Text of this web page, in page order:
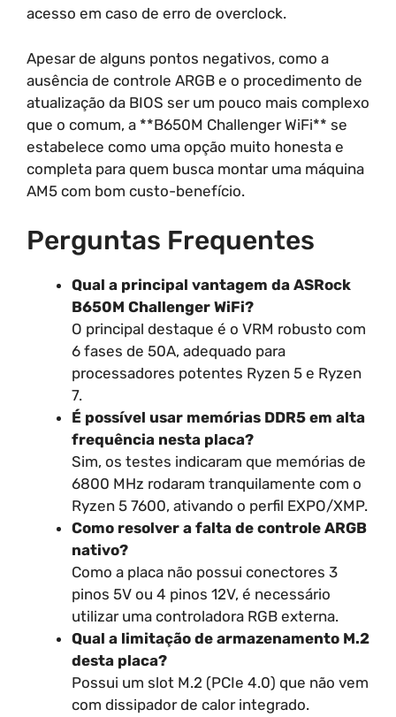
acesso em caso de erro de overclock.
Apesar de alguns pontos negativos, como a
ausência de controle ARGB e o procedimento de
atualização da BIOS ser um pouco mais complexo
que o comum, a **B650M Challenger WiFi** se
estabelece como uma opção muito honesta e
completa para quem busca montar uma máquina
AM5 com bom custo-benefício.
Perguntas Frequentes
Qual a principal vantagem da ASRock
B650M Challenger WiFi?
O principal destaque é o VRM robusto com
6 fases de 50A, adequado para
processadores potentes Ryzen 5 e Ryzen
7.
É possível usar memórias DDR5 em alta
frequência nesta placa?
Sim, os testes indicaram que memórias de
6800 MHz rodaram tranquilamente com o
Ryzen 5 7600, ativando o perfil EXPO/XMP.
Como resolver a falta de controle ARGB
nativo?
Como a placa não possui conectores 3
pinos 5V ou 4 pinos 12V, é necessário
utilizar uma controladora RGB externa.
Qual a limitação de armazenamento M.2
desta placa?
Possui um slot M.2 (PCIe 4.0) que não vem
com dissipador de calor integrado.